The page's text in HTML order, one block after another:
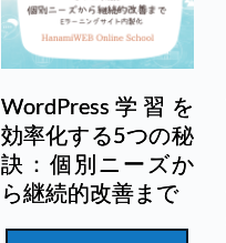
WordPress学習を
効率化する5つの秘
訣：個別ニーズか
ら継続的改善まで